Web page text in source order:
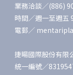
業務洽談／(886)
時間／週一至週五
電郵／
捷暘國際股份有限
統一編號／